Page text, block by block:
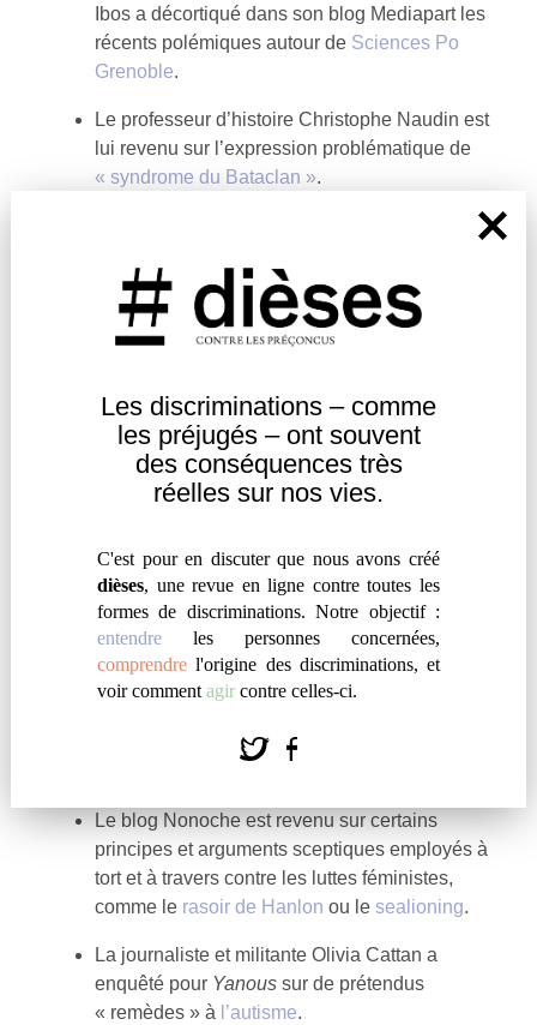
Les discriminations – comme
lespréjugés – ont souvent
desconséquences très
réelles sur nos vies.
C'est pour en discuter que nous avons créé
dièses, une revue en ligne contre toutes les
formes de discriminations. Notre objectif :
entendre les personnes concernées,
comprendre l'origine des discriminations, et
voir comment agir contre celles-ci.
Ibos a décortiqué dans son blog Mediapart les
récents polémiques autour de Sciences Po
Grenoble.
Le professeur d’histoire Christophe Naudin est
lui revenu sur l’expression problématique de
« syndrome du Bataclan ».
mépris de classe
; et ce, alors que se
multiplient aujourd’hui les politiques de
contrôles des pauvres, dénoncées notamment
Duboiset l’économisteÉric Berr.
Le webzineLes Ourses à plumess’est
intéressé à la place des luttes féministes dans
Commune de Paris .
Le chercheur en science politique Pierre-Yves
Baudot et la sociologue Emmanuelle Fillion
ont publié surLa vie des idéesl’introduction
de leur livreLe handicap cause politique
Le retraité de l’Éducation nationale Daniel
de la politique de l’État français à l’encontre
Le blog Nonoche est revenu sur certains
principes et arguments sceptiques employés à
tort et à travers contre les luttes féministes,
comme le rasoir de Hanlon ou le sealioning.
La journaliste et militante Olivia Cattan a
enquêté pour Yanous sur de prétendus
« remèdes » à l’autisme.